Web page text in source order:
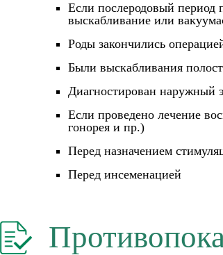
Если послеродовый период
выскабливание или
Роды закончились
Были выскабливания
Диагностирован наружный
Если проведено лечение
гонорея и пр.)
Перед назначением
Перед инсеменацией